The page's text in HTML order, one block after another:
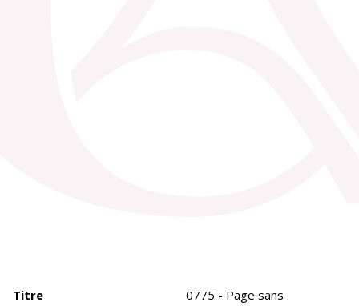
Titre
0775 - Page sans